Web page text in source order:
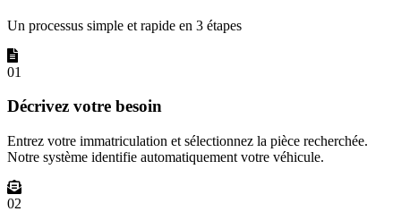
Un processus simple et rapide en 3 étapes
01
Décrivez votre besoin
Entrez votre immatriculation et sélectionnez la pièce recherchée.
Notre système identifie automatiquement votre véhicule.
02